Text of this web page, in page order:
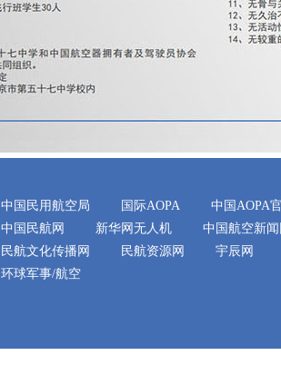
中国民用航空局 国际AOPA
中国AOPA
中国民航网
新华网无人机
中国航空新
民航文化传播网
民航资源网
宇辰网
环球军事/航空